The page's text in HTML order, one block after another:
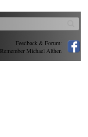
Feedback & Forum:
Remember Michael Althen